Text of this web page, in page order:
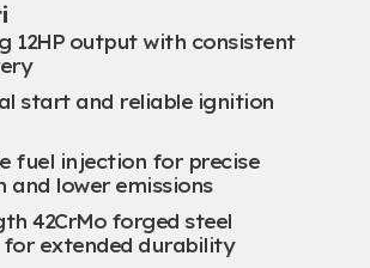
12HP output with consistent
start and reliable ignition
fuel injection for precise
and lower emissions
42CrMo forged steel
extended durability